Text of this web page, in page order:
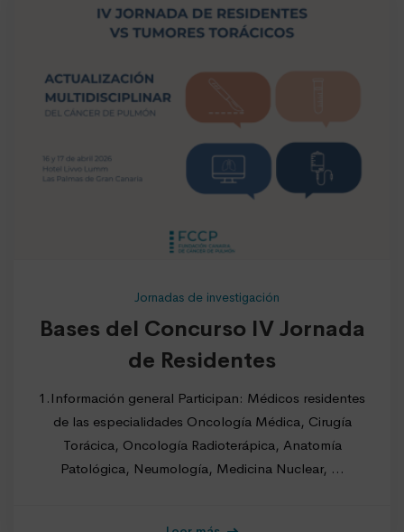
Jornadas de investigación
Bases del Concurso IV Jornada
de Residentes
1.Información general Participan: Médicos residentes
de las especialidades Oncología Médica, Cirugía
Torácica, Oncología Radioterápica, Anatomía
Patológica, Neumología, Medicina Nuclear, …